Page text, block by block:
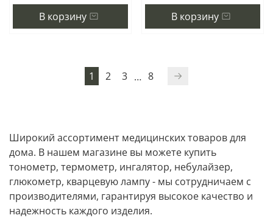
В корзину В корзину
1 2 3 … 8
Широкий ассортимент медицинских товаров для
дома. В нашем магазине вы можете купить
тонометр, термометр, ингалятор, небулайзер,
глюкометр, кварцевую лампу - мы сотрудничаем с
производителями, гарантируя высокое качество и
надежность каждого изделия.